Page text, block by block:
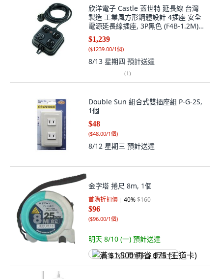
欣洋電子 Castle 蓋世特 延長線 台灣
製造 工業風方形鋼體設計 4插座 安全
電源延長線插座, 3P黑色 (F4B-1.2M),
1個, 120cm
$1,239
($1239.00/1個)
8/13 星期四 預計送達
(1)
Double Sun 組合式雙插座組 P-G-2S,
1個
$48
($48.00/1個)
8/12 星期三 預計送達
金字塔 捲尺 8m, 1個
首購折扣價 40%$160
$96
($96.00/1個)
明天 8/10 (一) 預計送達
满 $1,500 再省 $75 (王道卡)